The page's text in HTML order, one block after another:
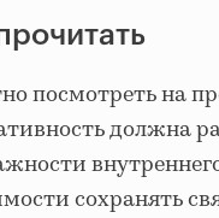
посмотреть на
должна
сохранять